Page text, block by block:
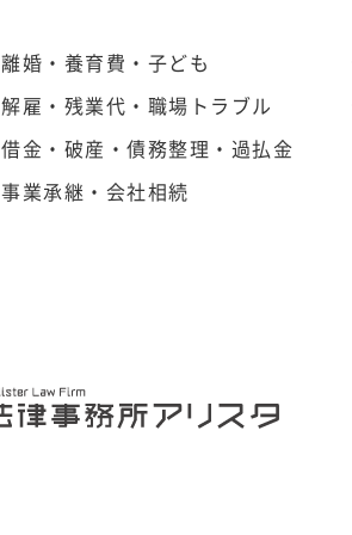
離婚・養育費・子ども
解雇・残業代・職場トラブル
借金・破産・債務整理・過払金
事業承継・会社相続